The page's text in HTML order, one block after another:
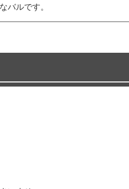
バルです。